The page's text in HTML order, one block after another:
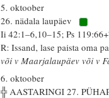
5. oktoober
26. nädala laupäev
Ii 42:1–6,10–15; Ps
R: Issand, lase paista oma
või v Maarjalaupäev või v
6. oktoober
╬ AASTARINGI 27.